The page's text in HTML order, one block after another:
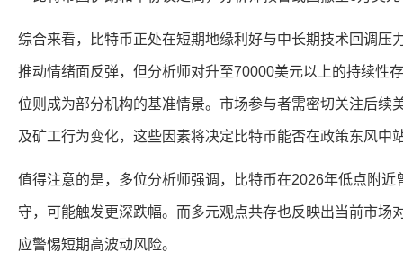
综合来看，比特币正处在短期地缘利好与中长期技术回调压
推动情绪面反弹，但分析师对升至70000美元以上的持续性
位则成为部分机构的基准情景。市场参与者需密切关注后续
及矿工行为变化，这些因素将决定比特币能否在政策东风中
值得注意的是，多位分析师强调，比特币在2026年低点附近
守，可能触发更深跌幅。而多元观点共存也反映出当前市场
应警惕短期高波动风险。